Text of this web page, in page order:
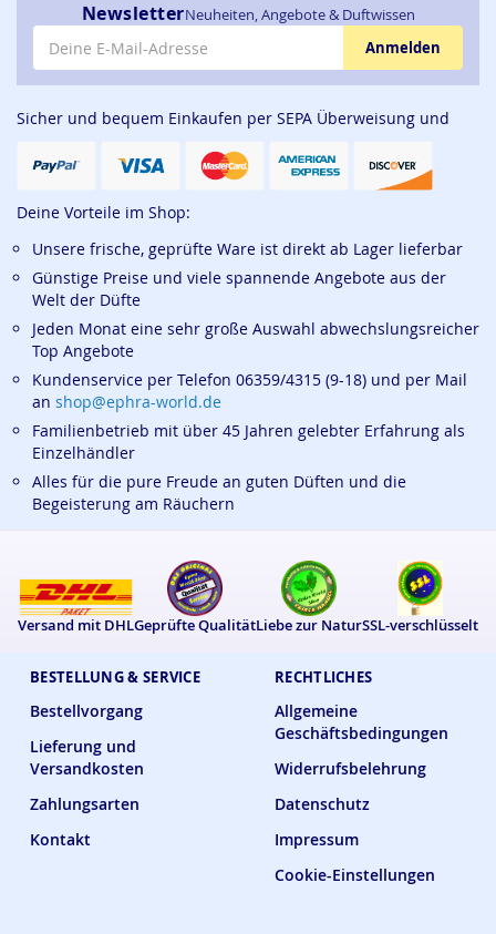
BESTELLUNG & SERVICE
Bestellvorgang
Lieferung und
Versandkosten
Zahlungsarten
Kontakt
RECHTLICHES
Allgemeine
Geschäftsbedingungen
Widerrufsbelehrung
Datenschutz
Impressum
Cookie-Einstellungen
NewsletterNeuheiten, Angebote & Duftwissen
E-Mail-Adresse
Anmelden
Sicher und bequem Einkaufen per SEPA Überweisung und
Deine Vorteile im Shop:
Unsere frische, geprüfte Ware ist direkt ab Lager lieferbar
Günstige Preise und viele spannende Angebote aus der
Welt der Düfte
Jeden Monat eine sehr große Auswahl abwechslungsreicher
Top Angebote
Kundenservice per Telefon 06359/4315 (9-18) und per Mail
an shop@ephra-world.de
Familienbetrieb mit über 45 Jahren gelebter Erfahrung als
Einzelhändler
Alles für die pure Freude an guten Düften und die
Begeisterung am Räuchern
Versand mit DHLGeprüfte QualitätLiebe zur NaturSSL-verschlüsselt